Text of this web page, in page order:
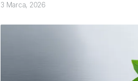
3 Marca, 2026